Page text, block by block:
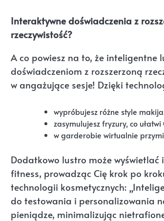
Interaktywne doświadczenia z
rzeczywistość?
A co powiesz na to, że inteligentne
doświadczeniom z rozszerzoną
w angażujące sesje! Dzięki
wypróbujesz różne style
zasymulujesz fryzury, co
w garderobie wirtualnie
Dodatkowo lustro może
fitness, prowadząc Cię krok po
technologii kosmetycznych:
do testowania i personalizowania
pieniądze, minimalizując